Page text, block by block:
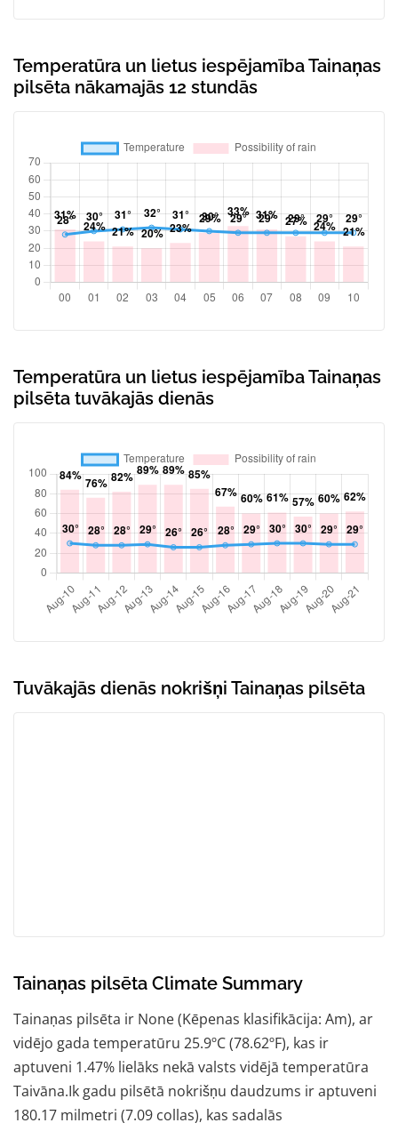
Temperatūra un lietus iespējamība Tainaņas
pilsēta nākamajās 12 stundās
Temperatūra un lietus iespējamība Tainaņas
pilsēta tuvākajās dienās
Tuvākajās dienās nokrišņi Tainaņas pilsēta
Tainaņas pilsēta Climate Summary
Tainaņas pilsēta ir None (Kēpenas klasifikācija: Am), ar
vidējo gada temperatūru 25.9ºC (78.62ºF), kas ir
aptuveni 1.47% lielāks nekā valsts vidējā temperatūra
Taivāna.Ik gadu pilsētā nokrišņu daudzums ir aptuveni
180.17 milmetri (7.09 collas), kas sadalās